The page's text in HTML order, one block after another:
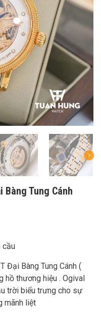
Bàng Tung Cánh
cầu
Đại Bàng Tung Cánh (
hồ thương hiệu . Ogival
trời biểu trưng cho sự
mãnh liệt